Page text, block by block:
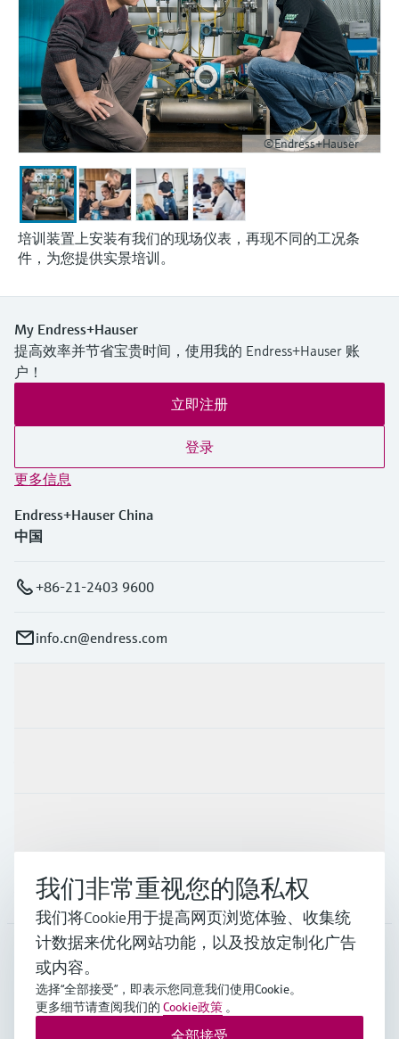
©Endress+Hauser
培训装置上安装有我们的现场仪表，再现不同的工况条
件，为您提供实景培训。
My Endress+Hauser
提高效率并节省宝贵时间，使用我的 Endress+Hauser 账
户！
立即注册
登录
更多信息
Endress+Hauser China
中国
+86-21-2403 9600
info.cn@endress.com
公司
CHN
我们非常重视您的隐私权
我们将Cookie用于提高网页浏览体验、收集统
计数据来优化网站功能，以及投放定制化广告
或内容。
选择“全部接受”，即表示您同意我们使用Cookie。
更多细节请查阅我们的 Cookie政策 。
全部接受